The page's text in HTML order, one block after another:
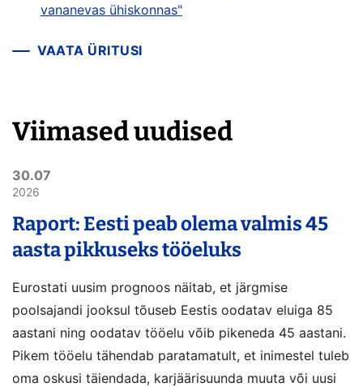
vananevas ühiskonnas"
VAATA ÜRITUSI
Viimased uudised
30.07
2026
Raport: Eesti peab olema valmis 45
aasta pikkuseks tööeluks
Eurostati uusim prognoos näitab, et järgmise
poolsajandi jooksul tõuseb Eestis oodatav eluiga 85
aastani ning oodatav tööelu võib pikeneda 45 aastani.
Pikem tööelu tähendab paratamatult, et inimestel tuleb
oma oskusi täiendada, karjäärisuunda muuta või uusi